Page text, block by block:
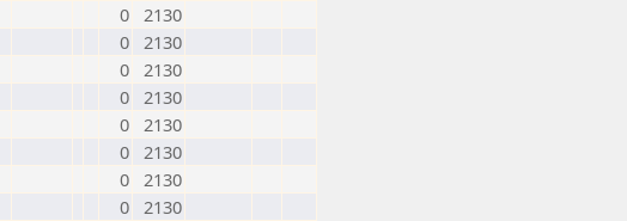
0 2130
0 2130
0 2130
0 2130
0 2130
0 2130
0 2130
0 2130